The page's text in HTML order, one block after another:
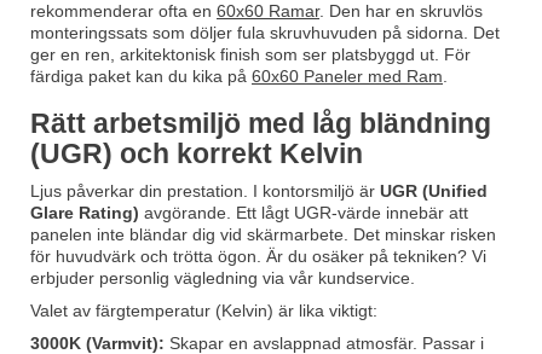
rekommenderar ofta en 60x60 Ramar. Den har en skruvlös
monteringssats som döljer fula skruvhuvuden på sidorna. Det
ger en ren, arkitektonisk finish som ser platsbyggd ut. För
färdiga paket kan du kika på 60x60 Paneler med Ram
Rätt arbetsmiljö med låg bländning
(UGR) och korrekt Kelvin
Ljus påverkar din prestation. I kontorsmiljö är UGR (Unified
Glare Rating) avgörande. Ett lågt UGR-värde innebär att
panelen inte bländar dig vid skärmarbete. Det minskar risken
för huvudvärk och trötta ögon. Är du osäker på tekniken? Vi
erbjuder personlig vägledning via vår kundservice.
Valet av färgtemperatur (Kelvin) är lika viktigt:
3000K (Varmvit): Skapar en avslappnad atmosfär. Passar i